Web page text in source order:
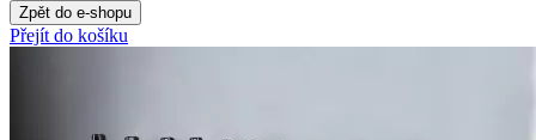
Zpět do e-shopu
Přejít do košíku